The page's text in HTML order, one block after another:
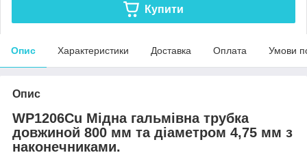
Купити
Опис Характеристики Доставка Оплата Умови
Опис
WP1206Cu Мідна гальмівна трубка
довжиной 800 мм та діаметром 4,75 мм з
наконечниками.